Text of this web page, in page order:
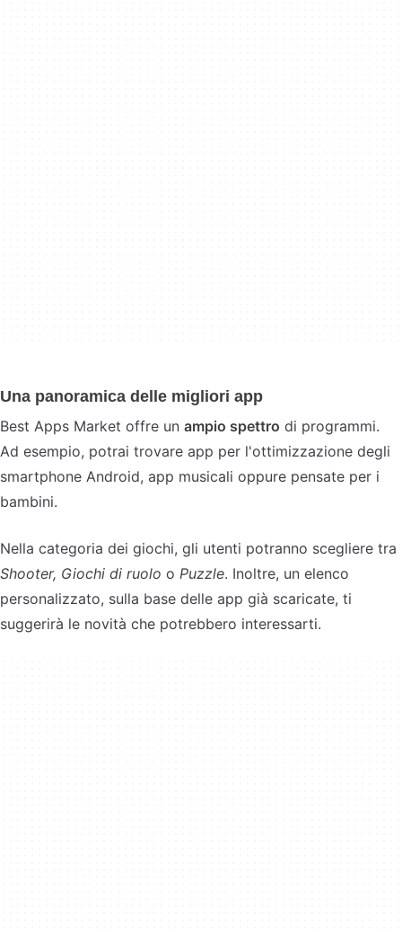
Una panoramica delle migliori app
Best Apps Market offre un ampio spettro di programmi.
Ad esempio, potrai trovare app per l'ottimizzazione degli
smartphone Android, app musicali oppure pensate per i
bambini.
Nella categoria dei giochi, gli utenti potranno scegliere tra
Shooter, Giochi di ruolo o Puzzle. Inoltre, un elenco
personalizzato, sulla base delle app già scaricate, ti
suggerirà le novità che potrebbero interessarti.